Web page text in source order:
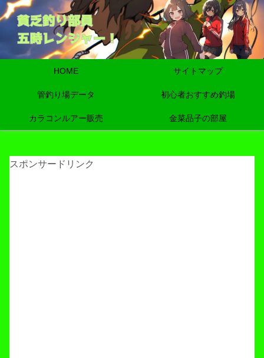
HOME サイトマップ
管釣り場データ 初心者おすすめ釣場
カラコンルアー販売 金菜品子の部屋
スポンサードリンク